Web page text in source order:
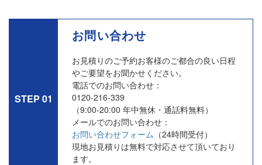
STEP 01
お問い合わせ
お見積りのご予約お客様のご都合の良い日程
やご要望をお聞かせください。
電話でのお問い合わせ：
0120-216-339
（9:00-20:00 年中無休・通話料無料）
メールでのお問い合わせ：
お問い合わせフォーム （24時間受付）
現地お見積りは無料で対応させて頂いており
ます。